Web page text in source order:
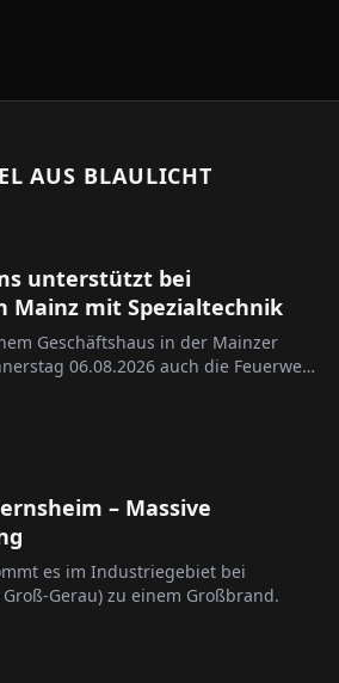
AUS BLAULICHT
unterstützt bei
Mainz mit Spezialtechnik
Geschäftshaus in der Mainzer
06.08.2026 auch die Feuerwehr
– Massive
es im Industriegebiet bei
Gerau) zu einem Großbrand.